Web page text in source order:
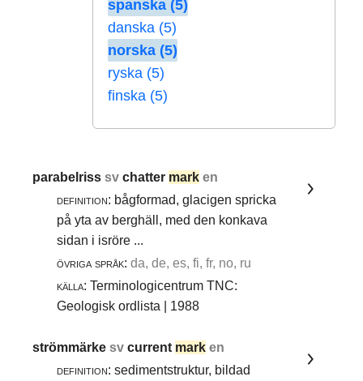
spanska (5)
danska (5)
norska (5)
ryska (5)
finska (5)
parabelrisssvchatter mark en
definition: bågformad, glacigen spricka
på yta av berghäll, med den konkava
sidan i isröre ...
övriga språk: da, de, es, fi, fr, no, ru
källa: Terminologicentrum TNC:
Geologisk ordlista | 1988
strömmärkesvcurrent mark en
definition: sedimentstruktur, bildad